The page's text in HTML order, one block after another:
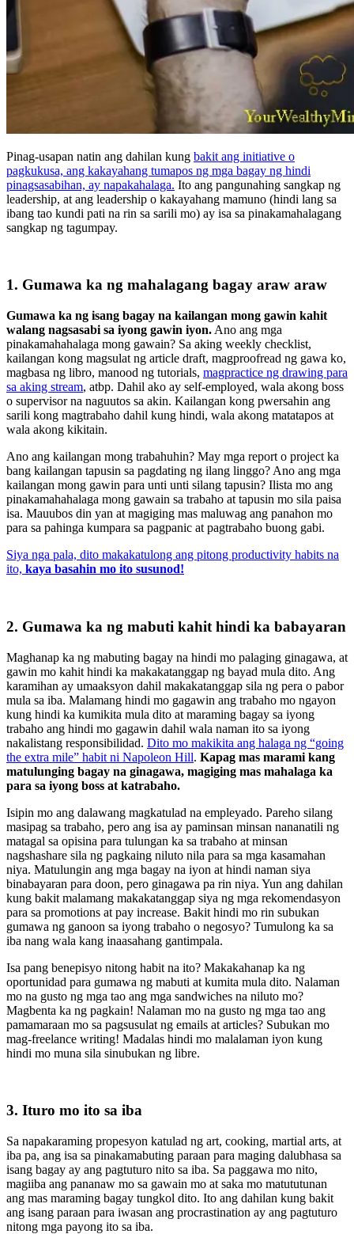
Pinag-usapan natin ang dahilan kung bakit ang initiative o
pagkukusa, ang kakayahang tumapos ng mga bagay ng hindi
pinagsasabihan, ay napakahalaga. Ito ang pangunahing sangkap ng
leadership, at ang leadership o kakayahang mamuno (hindi lang sa
ibang tao kundi pati na rin sa sarili mo) ay isa sa pinakamahalagang
sangkap ng tagumpay.
1. Gumawa ka ng mahalagang bagay araw araw
Gumawa ka ng isang bagay na kailangan mong gawin kahit
walang nagsasabi sa iyong gawin iyon. Ano ang mga
pinakamahahalaga mong gawain? Sa aking weekly checklist,
kailangan kong magsulat ng article draft, magproofread ng gawa ko,
magbasa ng libro, manood ng tutorials, magpractice ng drawing para
sa aking stream, atbp. Dahil ako ay self-employed, wala akong boss
o supervisor na naguutos sa akin. Kailangan kong pwersahin ang
sarili kong magtrabaho dahil kung hindi, wala akong matatapos at
wala akong kikitain.
Ano ang kailangan mong trabahuhin? May mga report o project ka
bang kailangan tapusin sa pagdating ng ilang linggo? Ano ang mga
kailangan mong gawin para unti unti silang tapusin? Ilista mo ang
pinakamahahalaga mong gawain sa trabaho at tapusin mo sila paisa
isa. Mauubos din yan at magiging mas maluwag ang panahon mo
para sa pahinga kumpara sa pagpanic at pagtrabaho buong gabi.
Siya nga pala, dito makakatulong ang pitong productivity habits na
ito, kaya basahin mo ito susunod!
2. Gumawa ka ng mabuti kahit hindi ka babayaran
Maghanap ka ng mabuting bagay na hindi mo palaging ginagawa, at
gawin mo kahit hindi ka makakatanggap ng bayad mula dito. Ang
karamihan ay umaaksyon dahil makakatanggap sila ng pera o pabor
mula sa iba. Malamang hindi mo gagawin ang trabaho mo ngayon
kung hindi ka kumikita mula dito at maraming bagay sa iyong
trabaho ang hindi mo gagawin dahil wala naman ito sa iyong
nakalistang responsibilidad. Dito mo makikita ang halaga ng “going
the extra mile” habit ni Napoleon Hill. Kapag mas marami kang
matulunging bagay na ginagawa, magiging mas mahalaga ka
para sa iyong boss at katrabaho.
Isipin mo ang dalawang magkatulad na empleyado. Pareho silang
masipag sa trabaho, pero ang isa ay paminsan minsan nananatili ng
matagal sa opisina para tulungan ka sa trabaho at minsan
nagshashare sila ng pagkaing niluto nila para sa mga kasamahan
niya. Matulungin ang mga bagay na iyon at hindi naman siya
binabayaran para doon, pero ginagawa pa rin niya. Yun ang dahilan
kung bakit malamang makakatanggap siya ng mga rekomendasyon
para sa promotions at pay increase. Bakit hindi mo rin subukan
gumawa ng ganoon sa iyong trabaho o negosyo? Tumulong ka sa
iba nang wala kang inaasahang gantimpala.
Isa pang benepisyo nitong habit na ito? Makakahanap ka ng
oportunidad para gumawa ng mabuti at kumita mula dito. Nalaman
mo na gusto ng mga tao ang mga sandwiches na niluto mo?
Magbenta ka ng pagkain! Nalaman mo na gusto ng mga tao ang
pamamaraan mo sa pagsusulat ng emails at articles? Subukan mo
mag-freelance writing! Madalas hindi mo malalaman iyon kung
hindi mo muna sila sinubukan ng libre.
3. Ituro mo ito sa iba
Sa napakaraming propesyon katulad ng art, cooking, martial arts, at
iba pa, ang isa sa pinakamabuting paraan para maging dalubhasa sa
isang bagay ay ang pagtuturo nito sa iba. Sa paggawa mo nito,
magiiba ang pananaw mo sa gawain mo at saka mo matututunan
ang mas maraming bagay tungkol dito. Ito ang dahilan kung bakit
ang isang paraan para iwasan ang procrastination ay ang pagtuturo
nitong mga payong ito sa iba.